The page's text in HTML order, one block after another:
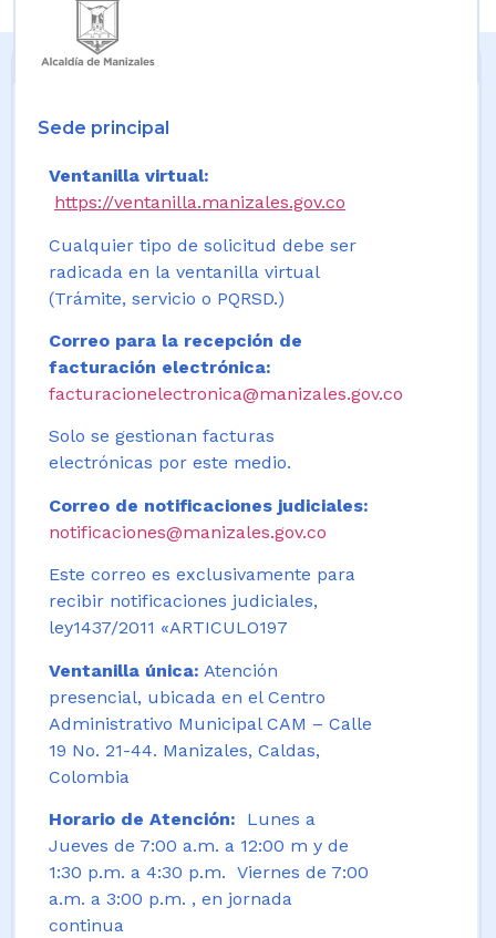
Sede principal
Ventanilla virtual:
https://ventanilla.manizales.gov.co
Cualquier tipo de solicitud debe ser
radicada en la ventanilla virtual
(Trámite, servicio o PQRSD.)
Correo para la recepción de
facturación electrónica:
facturacionelectronica@manizales.gov.co
Solo se gestionan facturas
electrónicas por este medio.
Correo de notificaciones judiciales:
notificaciones@manizales.gov.co
Este correo es exclusivamente para
recibir notificaciones judiciales,
ley1437/2011 «ARTICULO197
Ventanilla única: Atención
presencial, ubicada en el Centro
Administrativo Municipal CAM – Calle
19 No. 21-44. Manizales, Caldas,
Colombia
Horario de Atención:
Lunes a
Jueves de 7:00 a.m. a 12:00 m y de
1:30 p.m. a 4:30 p.m. Viernes de 7:00
a.m. a 3:00 p.m. , en jornada
continua